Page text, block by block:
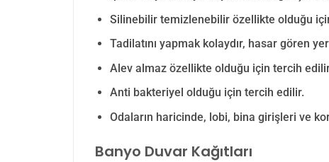
Silinebilir temizlenebilir özellikte olduğu
Tadilatını yapmak kolaydır, hasar gören
Alev almaz özellikte olduğu için tercih
Anti bakteriyel olduğu için tercih edilir.
Odaların haricinde, lobi, bina girişleri ve
Banyo Duvar Kağıtları